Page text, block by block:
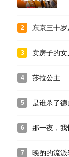
作，尽情享受暴饮暴
年事件簿，圈套系列
2 东京三十岁
3 卖房子的女
4 莎拉公主
5 是谁杀了德
6 那一夜，我
7 晚酌的流派